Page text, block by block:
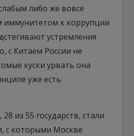
либо же вовсе
иммунитетом к коррупции
устремления
с Китаем России не
куски урвать она
уже есть
из 55 государств, стали
с которыми Москве